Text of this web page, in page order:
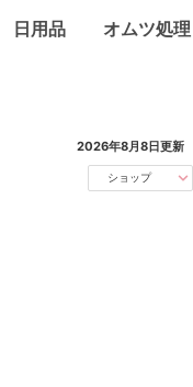
日用品 オムツ処理
2026年8月8日更新
ショップ